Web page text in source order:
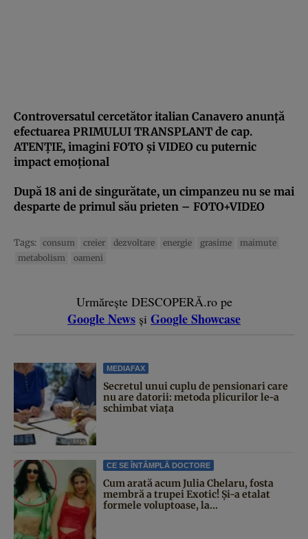
Controversatul cercetător italian Canavero anunţă
efectuarea PRIMULUI TRANSPLANT de cap.
ATENŢIE, imagini FOTO şi VIDEO cu puternic
impact emoţional
După 18 ani de singurătate, un cimpanzeu nu se mai
desparte de primul său prieten – FOTO+VIDEO
Tags: consum creier dezvoltare energie grasime
maimute
metabolism
oameni
Urmărește DESCOPERĂ.ro pe
Google News și Google Showcase
MEDIAFAX
Secretul unui cuplu de pensionari care
nu are datorii: metoda plicurilor le-a
schimbat viața
CE SE ÎNTÂMPLĂ DOCTORE
Cum arată acum Julia Chelaru, fosta
membră a trupei Exotic! Și-a etalat
formele voluptoase, la...